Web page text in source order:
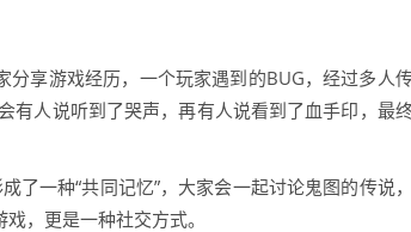
分享游戏经历，一个玩家遇到的BUG，经过多人
有人说听到了哭声，再有人说看到了血手印，最
一种“共同记忆”，大家会一起讨论鬼图的传说，
，更是一种社交方式。